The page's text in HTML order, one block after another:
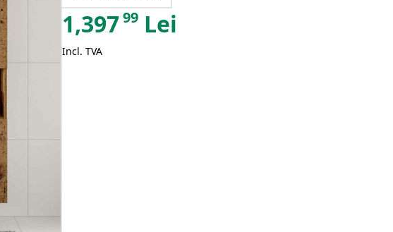
1,39799 Lei
Incl. TVA